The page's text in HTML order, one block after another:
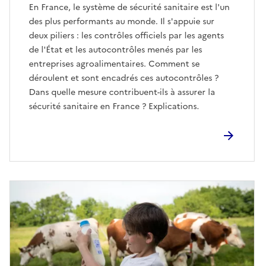
En France, le système de sécurité sanitaire est l'un
des plus performants au monde. Il s'appuie sur
deux piliers : les contrôles officiels par les agents
de l'État et les autocontrôles menés par les
entreprises agroalimentaires. Comment se
déroulent et sont encadrés ces autocontrôles ?
Dans quelle mesure contribuent-ils à assurer la
sécurité sanitaire en France ? Explications.